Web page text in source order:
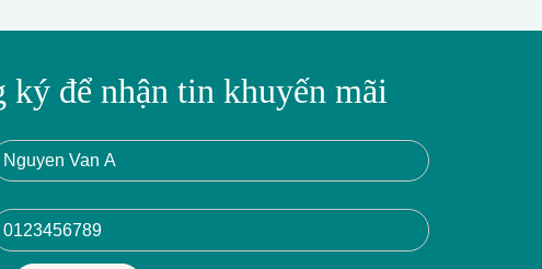
ký để nhận tin khuyến mãi